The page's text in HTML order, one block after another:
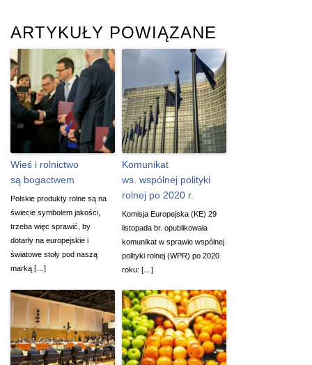
ARTYKUŁY POWIĄZANE
Wieś i rolnictwo
są bogactwem
Polskie produkty rolne są na
świecie symbolem jakości,
trzeba więc sprawić, by
dotarły na europejskie i
światowe stoły pod naszą
marką […]
Komunikat
ws. wspólnej polityki
rolnej po 2020 r.
Komisja Europejska (KE) 29
listopada br. opublikowała
komunikat w sprawie wspólnej
polityki rolnej (WPR) po 2020
roku: […]